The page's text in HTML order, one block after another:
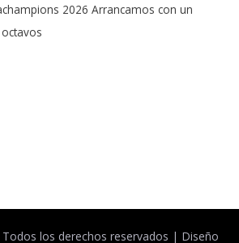
2026 Arrancamos con un
Todos los derechos reservados | Diseño